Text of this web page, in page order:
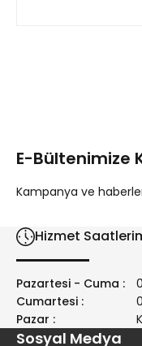
Ürün
E-Bültenimize
Kampanya ve
Hizmet
Pazartesi - Cuma :
Cumartesi :
Pazar :
Sosyal Medya